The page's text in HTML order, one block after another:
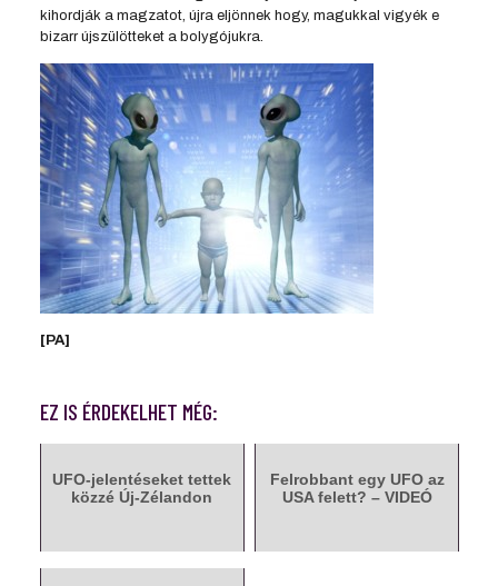
kihordják a magzatot, újra eljönnek hogy, magukkal vigyék e
bizarr újszülötteket a bolygójukra.
[PA]
EZ IS ÉRDEKELHET MÉG:
UFO-jelentéseket tettek
közzé Új-Zélandon
Felrobbant egy UFO az
USA felett? – VIDEÓ